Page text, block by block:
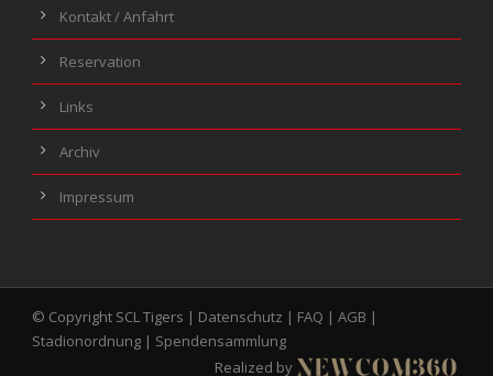
Kontakt / Anfahrt
Reservation
Links
Archiv
Impressum
© Copyright SCL Tigers | Datenschutz | FAQ | AGB |
Stadionordnung | Spendensammlung
Realized by